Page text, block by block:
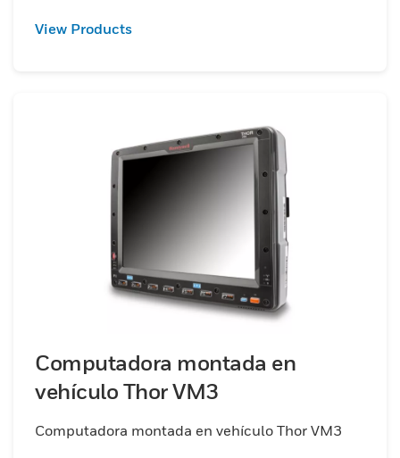
View Products
Computadora montada en
vehículo Thor VM3
Computadora montada en vehículo Thor VM3